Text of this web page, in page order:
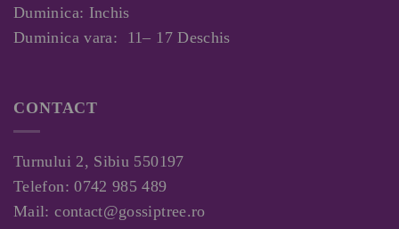
Duminica: Inchis
Duminica vara: 11– 17 Deschis
CONTACT
Turnului 2, Sibiu 550197
Telefon:0742 985 489
Mail:contact@gossiptree.ro